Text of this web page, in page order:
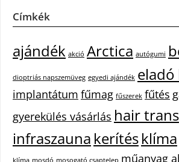
Címkék
ajándék akció Arctica autógumi
dioptriás napszemüveg egyedi ajándék eladó
implantátum fűmag fűszerek fűtés
gyerekülés vásárlás hair
infraszauna kerítésklíma
klíma mosdó mosogató csaptelep műanyag